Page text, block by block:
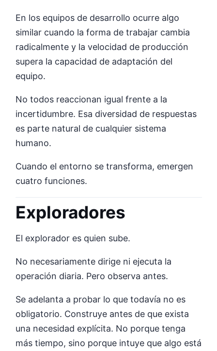
En los equipos de desarrollo ocurre algo
similar cuando la forma de trabajar cambia
radicalmente y la velocidad de producción
supera la capacidad de adaptación del
equipo.
No todos reaccionan igual frente a la
incertidumbre. Esa diversidad de respuestas
es parte natural de cualquier sistema
humano.
Cuando el entorno se transforma, emergen
cuatro funciones.
Exploradores
El explorador es quien sube.
No necesariamente dirige ni ejecuta la
operación diaria. Pero observa antes.
Se adelanta a probar lo que todavía no es
obligatorio. Construye antes de que exista
una necesidad explícita. No porque tenga
más tiempo, sino porque intuye que algo está